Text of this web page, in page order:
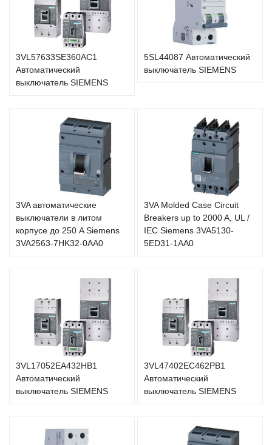
3VL57633SE360AC1
Автоматический
выключатель SIEMENS
5SL44087 Автоматический
выключатель SIEMENS
3VA автоматические
выключатели в литом
корпусе до 250 A Siemens
3VA2563-7HK32-0AA0
3VA Molded Case Circuit
Breakers up to 2000 A, UL /
IEC Siemens 3VA5130-
5ED31-1AA0
3VL17052EA432HB1
Автоматический
выключатель SIEMENS
3VL47402EC462PB1
Автоматический
выключатель SIEMENS